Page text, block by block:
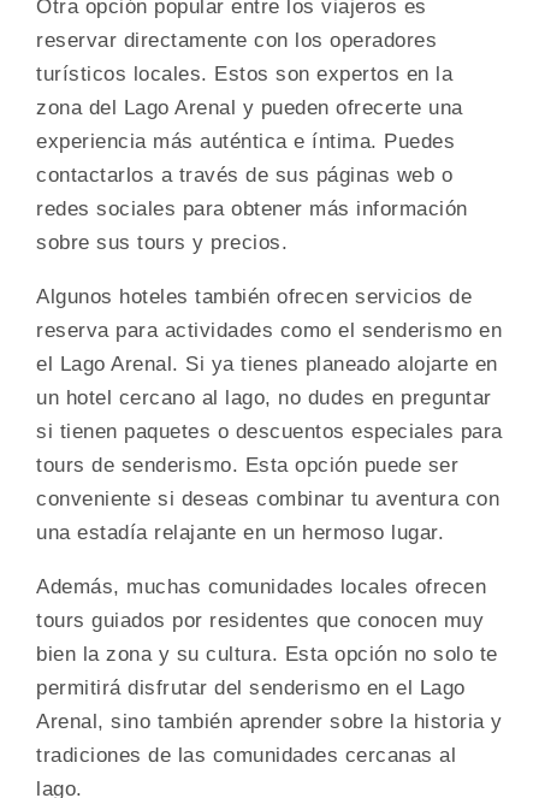
Otra opción popular entre los viajeros es
reservar directamente con los operadores
turísticos locales. Estos son expertos en la
zona del Lago Arenal y pueden ofrecerte una
experiencia más auténtica e íntima. Puedes
contactarlos a través de sus páginas web o
redes sociales para obtener más información
sobre sus tours y precios.
Algunos hoteles también ofrecen servicios de
reserva para actividades como el senderismo en
el Lago Arenal. Si ya tienes planeado alojarte en
un hotel cercano al lago, no dudes en preguntar
si tienen paquetes o descuentos especiales para
tours de senderismo. Esta opción puede ser
conveniente si deseas combinar tu aventura con
una estadía relajante en un hermoso lugar.
Además, muchas comunidades locales ofrecen
tours guiados por residentes que conocen muy
bien la zona y su cultura. Esta opción no solo te
permitirá disfrutar del senderismo en el Lago
Arenal, sino también aprender sobre la historia y
tradiciones de las comunidades cercanas al
lago.